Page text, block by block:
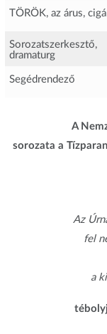
TÖRÖK, az árus,
Sorozatszerkesztő,
dramaturg
Segédrendező
A
sorozata a
Az
fel
a